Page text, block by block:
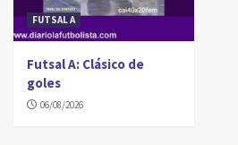
FUTSAL A
Futsal A: Clásico de
goles
06/08/2026